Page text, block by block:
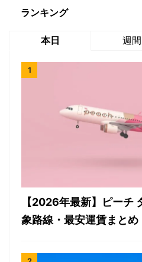
ランキング
本日 週間
【2026年最新】ピーチ
象路線・最安運賃まとめ